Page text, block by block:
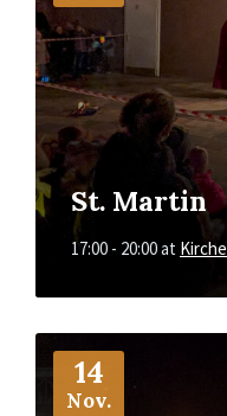
St. Martin
17:00 - 20:00at Kirche
14
Nov.
More